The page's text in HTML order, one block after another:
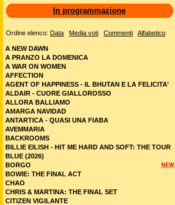
In programmazione
Ordine elenco: Data Media voti Commenti Alfabetico
A NEW DAWN
A PRANZO LA DOMENICA
A WAR ON WOMEN
AFFECTION
AGENT OF HAPPINESS - IL BHUTAN E LA FELICITA'
ALDAIR - CUORE GIALLOROSSO
ALLORA BALLIAMO
AMARGA NAVIDAD
ANTARTICA - QUASI UNA FIABA
AVEMMARIA
BACKROOMS
BILLIE EILISH - HIT ME HARD AND SOFT: THE TOUR
BLUE (2026)
NEW
BORGO
BOWIE: THE FINAL ACT
CHAO
CHRIS & MARTINA: THE FINAL SET
CITIZEN VIGILANTE